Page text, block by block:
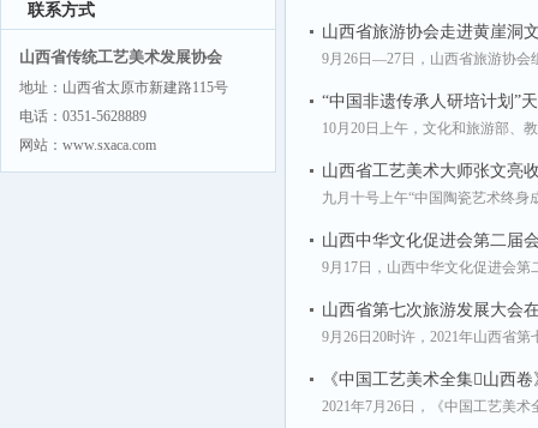
联系方式
山西省传统工艺美术发展协会
地址：山西省太原市新建路115号
电话：0351-5628889
网站：www.sxaca.com
山西省旅游协会走进黄崖洞
9月26日—27日，山西省旅游协会
“中国非遗传承人研培计划”
10月20日上午，文化和旅游部、
山西省工艺美术大师张文亮
九月十号上午“中国陶瓷艺术终
山西中华文化促进会第二届
9月17日，山西中华文化促进会
山西省第七次旅游发展大会
9月26日20时许，2021年山西省
《中国工艺美术全集山西
2021年7月26日，《中国工艺美